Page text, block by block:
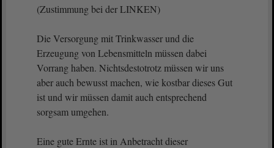
(Zustimmung bei der LINKEN)
Die Versorgung mit Trinkwasser und die
Erzeugung von Lebensmitteln müssen dabei
Vorrang haben. Nichtsdestotrotz müssen wir uns
aber auch bewusst machen, wie kostbar dieses Gut
ist und wir müssen damit auch entsprechend
sorgsam umgehen.
Eine gute Ernte ist in Anbetracht dieser